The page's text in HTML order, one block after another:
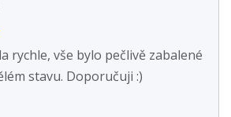
rychle, vše bylo pečlivě zabalené
stavu. Doporučuji :)